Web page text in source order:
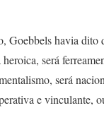
Goebbels havia dito
será
será
e vinculante,